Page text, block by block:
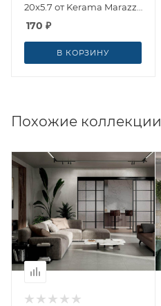
20x5.7 от Kerama Marazzi
(Россия)
170 ₽
В КОРЗИНУ
Похожие коллекции